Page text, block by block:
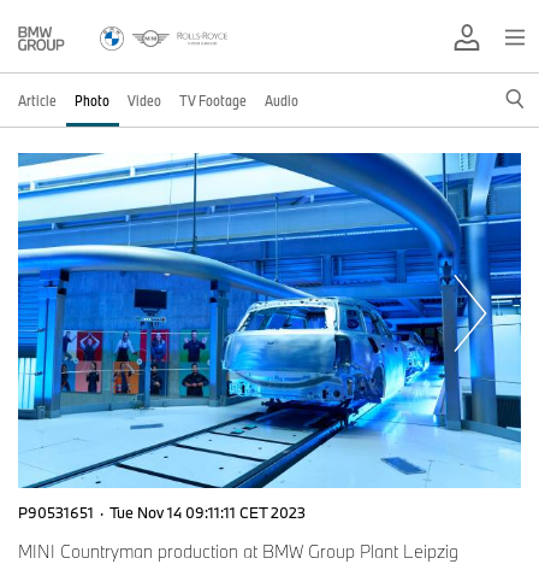
Article Photo Video TV Footage Audio
P90531651 · Tue Nov 14 09:11:11 CET 2023
MINI Countryman production at BMW Group Plant Leipzig